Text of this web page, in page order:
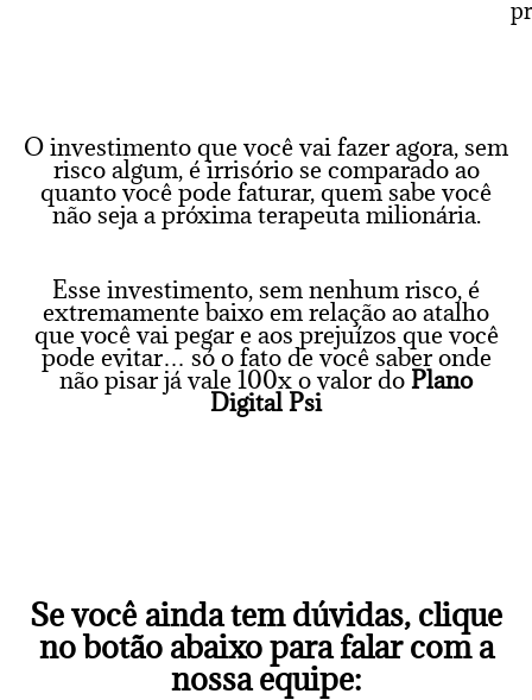
O investimento que você vai fazer agora, sem
risco algum, é irrisório se comparado ao
quanto você pode faturar, quem sabe você
não seja a próxima terapeuta milionária.
Esse investimento, sem nenhum risco, é
extremamente baixo em relação ao atalho
que você vai pegar e aos prejuízos que você
pode evitar… só o fato de você saber onde
não pisar já vale 100x o valor doPlano
Digital Psi
Se você ainda tem dúvidas, clique
no botão abaixo para falar com a
nossa equipe: